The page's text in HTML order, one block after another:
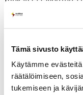
Tämä sivusto
Käytämme
räätälöimiseen,
tukemiseen ja
jatkuvuutta ja
palveluiden
Teimme vuoden
teemojen
modernisointi oli
agendoista, joissa